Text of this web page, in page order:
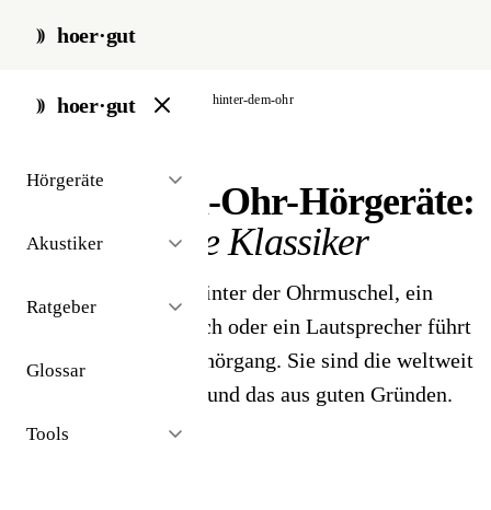
hoer·gut
hoer·gut
Hörgeräte
Akustiker
Ratgeber
Glossar
Tools
start / hörgeräte / modelle hinter-dem-ohr
Hinter-dem-Ohr-Hörgeräte:
der bewährte Klassiker
HdO-Geräte sitzen hinter der Ohrmuschel, ein
dünner Schallschlauch oder ein Lautsprecher führt
den Klang in den Gehörgang. Sie sind die weltweit
häufigste Bauform - und das aus guten Gründen.